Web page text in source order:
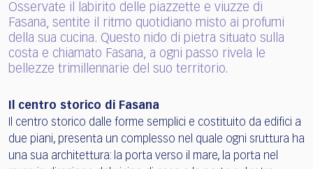
Osservate il labirito delle piazzette e viuzze di
Fasana, sentite il ritmo quotidiano misto ai profumi
della sua cucina. Questo nido di pietra situato sulla
costa e chiamato Fasana, a ogni passo rivela le
bellezze trimillennarie del suo territorio.
Il centro storico di Fasana
Il centro storico dalle forme semplici e costituito da edifici a
due piani, presenta un complesso nel quale ogni sruttura ha
una sua architettura: la porta verso il mare, la porta nel